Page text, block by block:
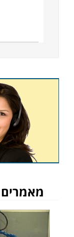
מאמרים